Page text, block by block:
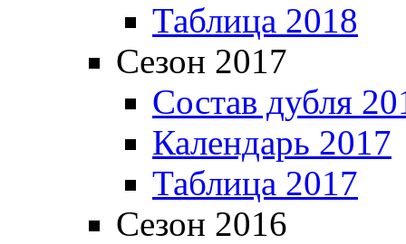
Таблица 2018
Сезон 2017
Состав дубля
Календарь 2017
Таблица 2017
Сезон 2016